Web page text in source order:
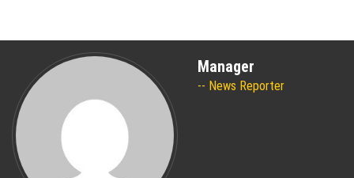
Manager
News Reporter